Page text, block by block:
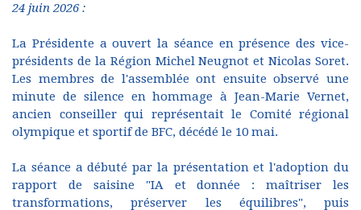
24 juin 2026 :
La Présidente a ouvert la séance en présence des vice-
présidents de la Région Michel Neugnot et Nicolas Soret.
Les membres de l'assemblée ont ensuite observé une
minute de silence en hommage à Jean-Marie Vernet,
ancien conseiller qui représentait le Comité régional
olympique et sportif de BFC, décédé le 10 mai.
La séance a débuté par la présentation et l'adoption du
rapport de saisine "IA et donnée : maîtriser les
transformations, préserver les équilibres", puis